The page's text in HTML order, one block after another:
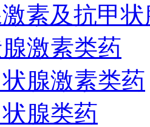
素及抗甲
激素类药
腺激素类药
腺类药